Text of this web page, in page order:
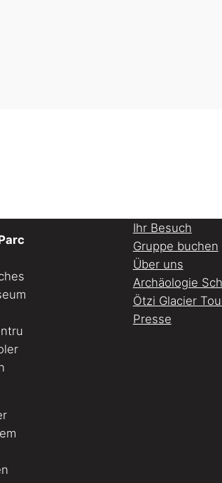
Ihr Besuch
Gruppe buchen
Über uns
Archäologie
Ötzi Glacier
Presse